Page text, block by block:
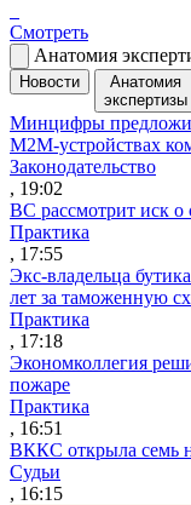
Смотреть
Анатомия
Новости
Анатомия
экспертизы
Минцифры
M2M-устройствах
Законодательство
, 19:02
ВС рассмотрит иск о
Практика
, 17:55
Экс-владельца
лет за таможенную
Практика
, 17:18
Экономколлегия
пожаре
Практика
, 16:51
ВККС открыла семь
Судьи
, 16:15